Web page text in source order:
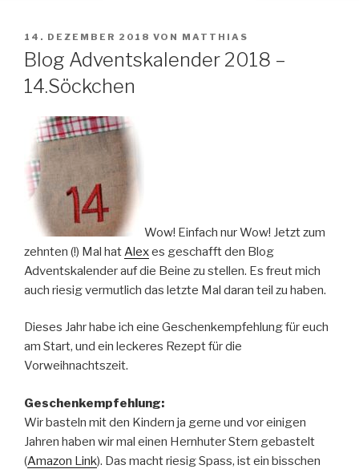
VERÖFFENTLICHT
AM
14. DEZEMBER 2018 VON MATTHIAS
Blog Adventskalender 2018 –
14.Söckchen
Wow! Einfach nur Wow! Jetzt zum
zehnten (!) Mal hatAlexes geschafft den Blog
Adventskalender auf die Beine zu stellen. Es freut mich
auch riesig vermutlich das letzte Mal daran teil zu haben.
Dieses Jahr habe ich eine Geschenkempfehlung für euch
am Start, und ein leckeres Rezept für die
Vorweihnachtszeit.
Geschenkempfehlung:
Wir basteln mit den Kindern ja gerne und vor einigen
Jahren haben wir mal einen Hernhuter Stern gebastelt
(Amazon Link). Das macht riesig Spass, ist ein bisschen